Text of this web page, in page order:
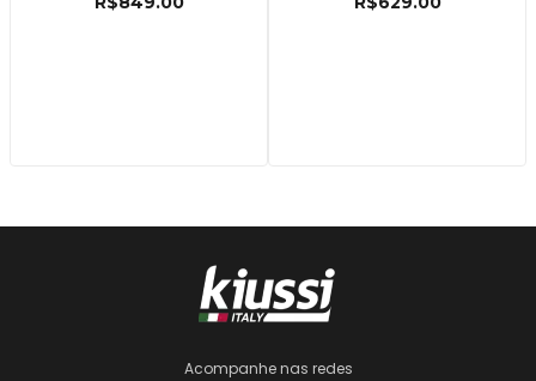
Acompanhe nas redes